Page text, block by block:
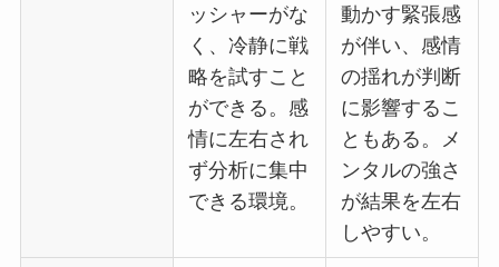
ッシャーがな
く、冷静に戦
略を試すこと
ができる。感
情に左右され
ず分析に集中
できる環境。
動かす緊張感
が伴い、感情
の揺れが判断
に影響するこ
ともある。メ
ンタルの強さ
が結果を左右
しやすい。